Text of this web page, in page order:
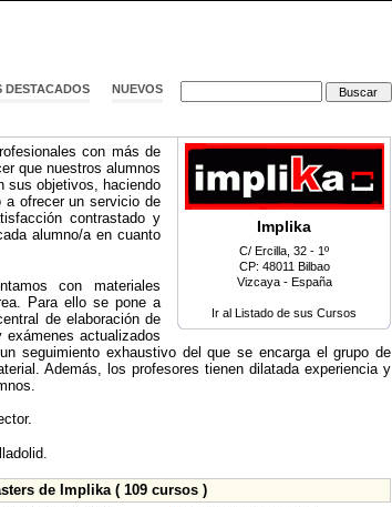
DESTACADOS NUEVOS
Implika
C/ Ercilla, 32 - 1º
CP: 48011 Bilbao
Vizcaya - España
Ir al Listado de sus Cursos
con más de
que nuestros alumnos
sus objetivos, haciendo
a ofrecer un servicio de
contrastado y
alumno/a en cuanto
con materiales
Para ello se pone a
de elaboración de
actualizados
seguimiento exhaustivo del que se encarga el grupo de
Además, los profesores tienen dilatada experiencia y
de Implika ( 109 cursos )